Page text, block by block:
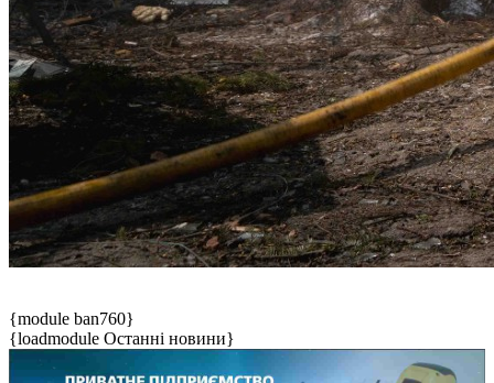
{module ban760}
{loadmodule Останні новини}